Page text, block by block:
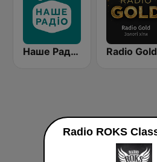
Наше Радио (Nashe Radio) 107.9 Radio Gold